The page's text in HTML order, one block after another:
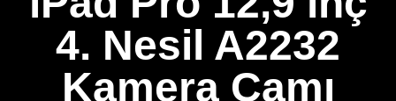
4. Nesil A2232
Kamera Camı